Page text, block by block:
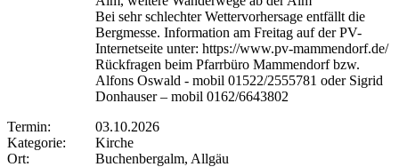
Bei sehr schlechter Wettervorhersage entfällt die
Bergmesse. Information am Freitag auf der PV-
Internetseite unter: https://www.pv-mammendorf.de/
Rückfragen beim Pfarrbüro Mammendorf bzw.
Alfons Oswald - mobil 01522/2555781 oder Sigrid
Donhauser – mobil 0162/6643802
Termin:
03.10.2026
Kategorie:
Kirche
Ort:
Buchenbergalm, Allgäu